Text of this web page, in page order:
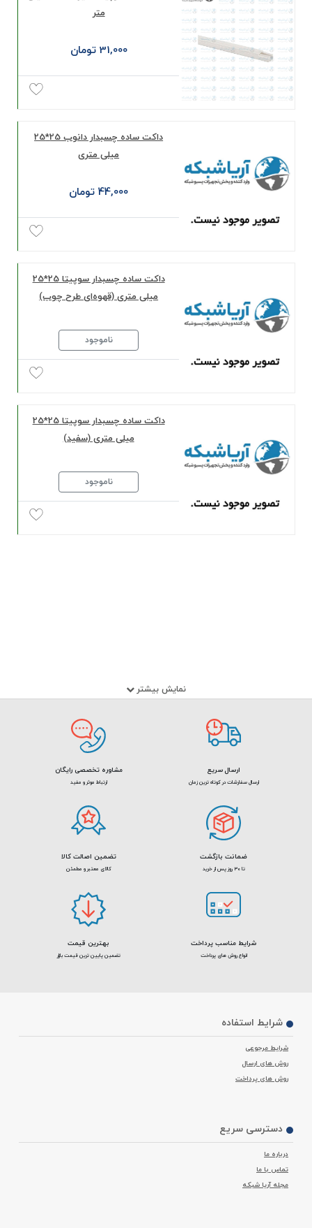
متر
31,000 تومان
داکت ساده چسبدار دانوب 25*25
میلی‌ متری
44,000 تومان
داکت ساده چسبدار سوپیتا 25*25
میلی‌ متری (قهوه‌ای طرح چوب)
ناموجود
داکت ساده چسبدار سوپیتا 25*25
میلی‌ متری (سفید)
ناموجود
نمایش بیشتر
ارسال سریع
ارسال سفارشات در کوتاه ترین زمان
مشاوره تخصصی رایگان
ارتباط موثر و مفید
ضمانت بازگشت
تا 30 روز پس از خرید
تضمین اصالت کالا
کالای معتبر و مطمئن
شرایط مناسب پرداخت
انواع روش های پرداخت
بهترین قیمت
تضمین پایین ترین قیمت بازار
شرایط استفاده
شرایط مرجوعی
روش های ارسال
روش های پرداخت
دسترسی سریع
درباره ما
تماس با ما
مجله آریا شبکه